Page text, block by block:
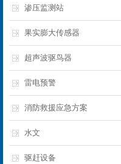
渗压监测站
果实膨大传感器
超声波驱鸟器
雷电预警
消防救援应急方案
水文
驱赶设备